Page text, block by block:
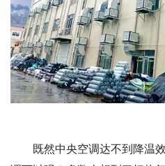
既然中央空调达不到降温